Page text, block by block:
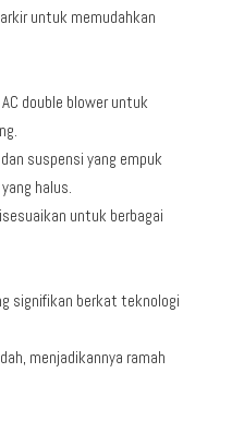
untuk memudahkan
double blower untuk
suspensi yang empuk
halus.
untuk berbagai
signifikan berkat teknologi
menjadikannya ramah